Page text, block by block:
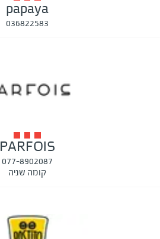
papaya
036822583
PARFOIS
077-8902087
קומה שניה